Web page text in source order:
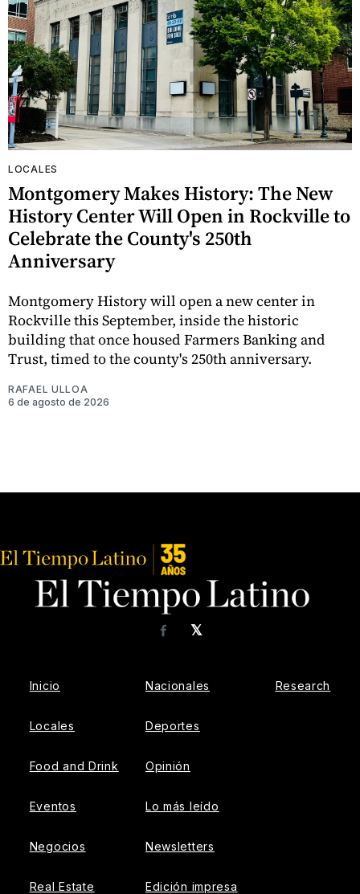
LOCALES
Montgomery Makes History: The New
History Center Will Open in Rockville to
Celebrate the County's 250th
Anniversary
Montgomery History will open a new center in
Rockville this September, inside the historic
building that once housed Farmers Banking and
Trust, timed to the county's 250th anniversary.
RAFAEL ULLOA
6 de agosto de 2026
𝕏
Facebook
Inicio
Locales
Food and Drink
Eventos
Negocios
Real Estate
Nacionales
Deportes
Opinión
Lo más leído
Newsletters
Edición impresa
Research